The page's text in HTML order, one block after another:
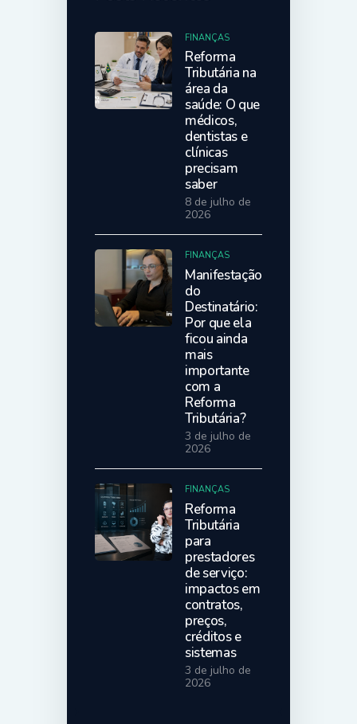
FINANÇAS
Reforma
Tributária na
área da
saúde: O que
médicos,
dentistas e
clínicas
precisam
saber
8 de julho de
2026
FINANÇAS
Manifestação
do
Destinatário:
Por que ela
ficou ainda
mais
importante
com a
Reforma
Tributária?
3 de julho de
2026
FINANÇAS
Reforma
Tributária
para
prestadores
de serviço:
impactos em
contratos,
preços,
créditos e
sistemas
3 de julho de
2026